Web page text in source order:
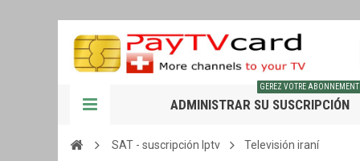
ADMINISTRAR SU SUSCRIPCIÓN
GEREZ VOTRE ABONNEMENT
SAT - suscripción Iptv Televisión iraní